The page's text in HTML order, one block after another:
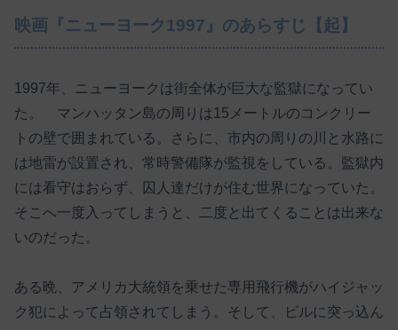
映画『ニューヨーク1997』のあらすじ【起】
1997年、ニューヨークは街全体が巨大な監獄になってい
た。 マンハッタン島の周りは15メートルのコンクリー
トの壁で囲まれている。さらに、市内の周りの川と水路に
は地雷が設置され、常時警備隊が監視をしている。監獄内
には看守はおらず、囚人達だけが住む世界になっていた。
そこへ一度入ってしまうと、二度と出てくることは出来な
いのだった。
ある晩、アメリカ大統領を乗せた専用飛行機がハイジャッ
ク犯によって占領されてしまう。そして、ビルに突っ込ん